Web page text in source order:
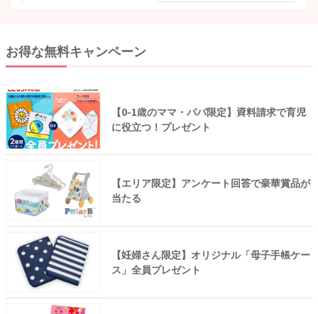
お得な無料キャンペーン
【0-1歳のママ・パパ限定】資料請求で育児
に役立つ！プレゼント
【エリア限定】アンケート回答で豪華賞品が
当たる
【妊婦さん限定】オリジナル「母子手帳ケー
ス」全員プレゼント